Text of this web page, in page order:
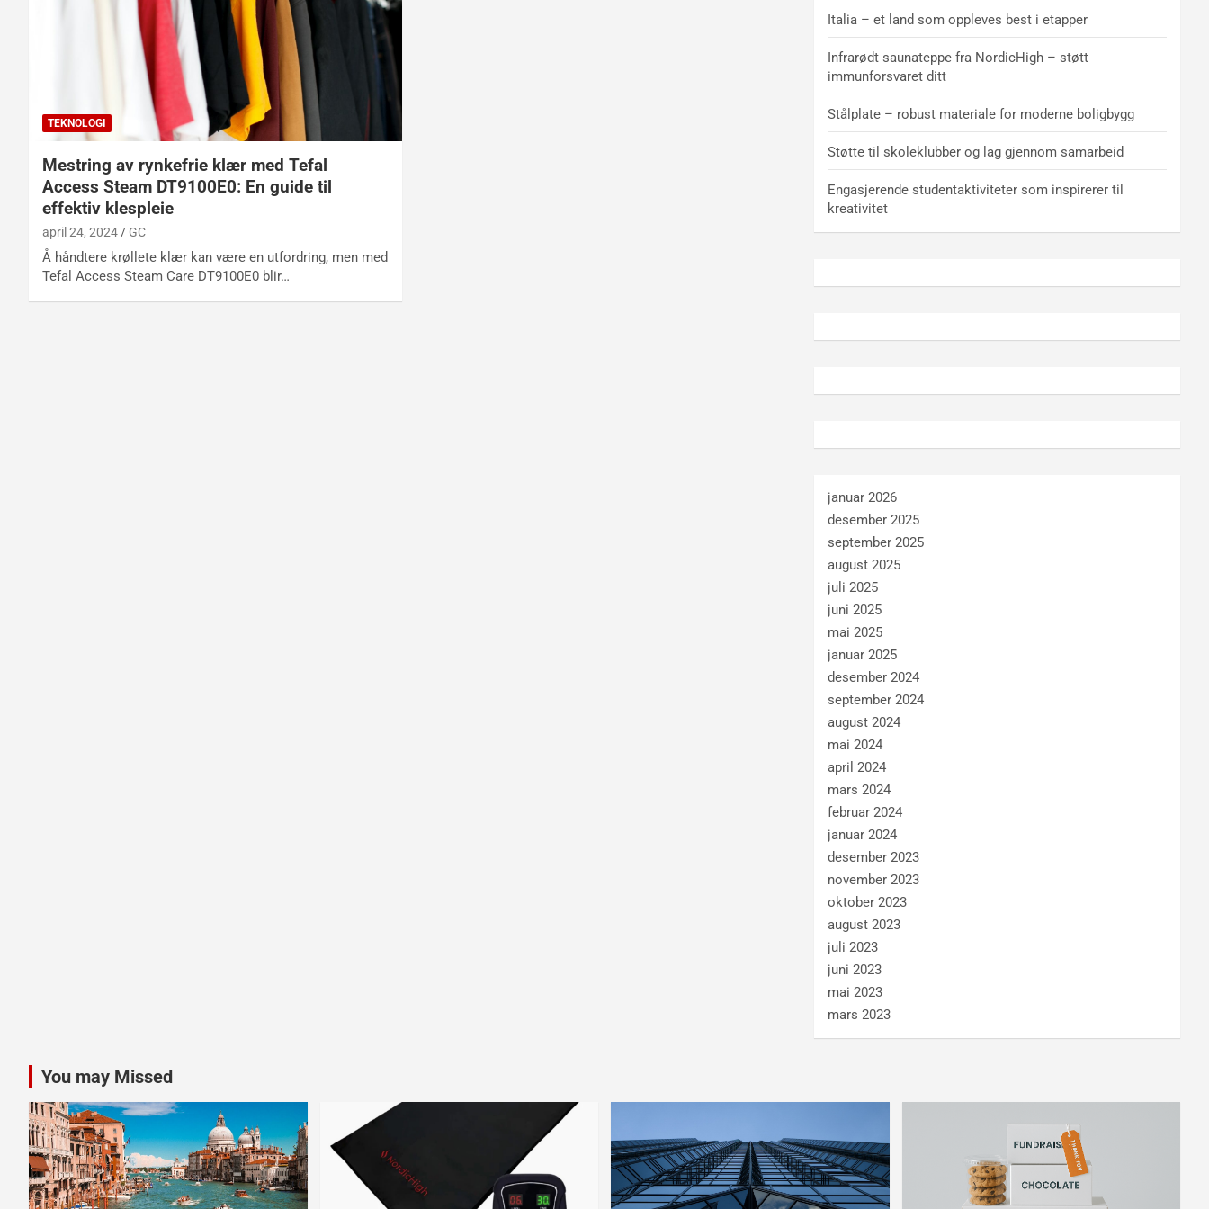
TEKNOLOGI
Mestring av rynkefrie klær med Tefal
Access Steam DT9100E0: En guide til
effektiv klespleie
april 24, 2024 GC
Å håndtere krøllete klær kan være en utfordring, men med
Tefal Access Steam Care DT9100E0 blir…
Italia – et land som oppleves best i etapper
Infrarødt saunateppe fra NordicHigh – støtt
immunforsvaret ditt
Stålplate – robust materiale for moderne boligbygg
Støtte til skoleklubber og lag gjennom samarbeid
Engasjerende studentaktiviteter som inspirerer til
kreativitet
januar 2026
desember 2025
september 2025
august 2025
juli 2025
juni 2025
mai 2025
januar 2025
desember 2024
september 2024
august 2024
mai 2024
april 2024
mars 2024
februar 2024
januar 2024
desember 2023
november 2023
oktober 2023
august 2023
juli 2023
juni 2023
mai 2023
mars 2023
You may Missed